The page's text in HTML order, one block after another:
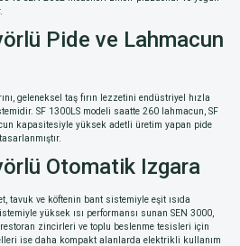
Pide ve Lahmacun
geleneksel taş fırın lezzetini endüstriyel hızla
SF 1300LS modeli saatte 260 lahmacun, SF
kapasitesiyle yüksek adetli üretim yapan pide
Otomatik Izgara
tavuk ve köftenin bant sistemiyle eşit ısıda
yüksek ısı performansı sunan SEN 3000,
restoran zincirleri ve toplu beslenme tesisleri için
ise daha kompakt alanlarda elektrikli kullanım